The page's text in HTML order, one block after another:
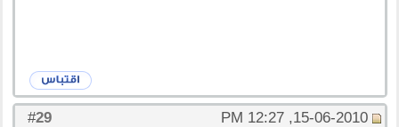
#
29 15-06-2010, 12:27 PM